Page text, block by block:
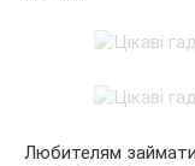
Любителям